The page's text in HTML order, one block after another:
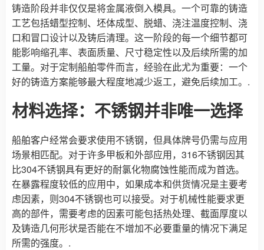
铸造阶段并非仅仅是将金属液倒入模具。一个可靠的铸造
工艺包括蜡型控制、坯体成型、脱蜡、浇注温度控制、浇
口和冒口设计以及铸后清理。这一阶段的每一个细节都可
能影响缩孔率、表面质量、尺寸稳定性以及后续所需的加
工量。对于定制船舶零件而言，经验在此尤为重要：一个
好的铸造方案能够最大程度地减少返工，避免后续加工。.
材料选择：不锈钢并非唯一选择
船舶客户经常会要求使用不锈钢，但具体牌号仍需与应用
场景相匹配。对于许多甲板和外部应用，316不锈钢因其
比304不锈钢具有更好的耐氯化物腐蚀性能而成为首选。
在暴露程度较低的应用中，如果成本和供货情况是主要考
虑因素，则304不锈钢也可以接受。对于机械性能要求更
高的部件，需要考虑的因素可能包括热处理、截面厚度以
及铸造几何形状是否能在不增加不必要重量的情况下满足
所需的强度。.